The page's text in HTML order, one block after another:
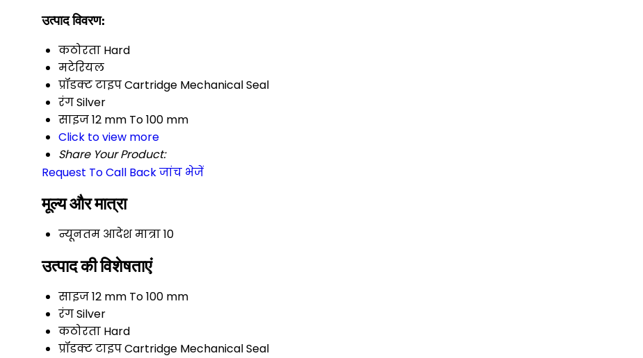
उत्पाद विवरण:
कठोरता Hard
मटेरियल
प्रॉडक्ट टाइपCartridge Mechanical Seal
रंगSilver
साइज12 mm To 100 mm
Click to view more
Share Your Product:
Request To Call Backजांच भेजें
मूल्य और मात्रा
न्यूनतम आदेश मात्रा10
उत्पाद की विशेषताएं
साइज12 mm To 100 mm
रंगSilver
कठोरता Hard
प्रॉडक्ट टाइपCartridge Mechanical Seal